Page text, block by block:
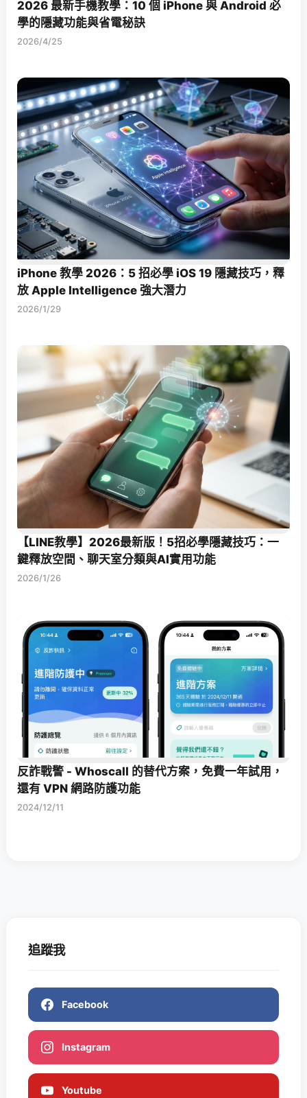
2026 最新手機教學：10 個 iPhone 與 Android 必
學的隱藏功能與省電秘訣
2026/4/25
iPhone 教學 2026：5 招必學 iOS 19 隱藏技巧，釋
放 Apple Intelligence 強大潛力
2026/1/29
【LINE教學】2026最新版！5招必學隱藏技巧：一
鍵釋放空間、聊天室分類與AI實用功能
2026/1/26
反詐戰警 - Whoscall 的替代方案，免費一年試用，
還有 VPN 網路防護功能
2024/12/11
追蹤我
Facebook
Instagram
Youtube